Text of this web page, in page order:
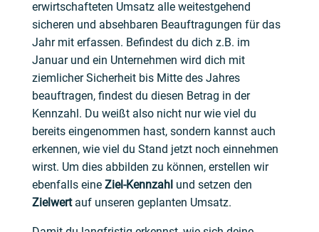
erwirtschafteten Umsatz alle weitestgehend
sicheren und absehbaren Beauftragungen für das
Jahr mit erfassen. Befindest du dich z.B. im
Januar und ein Unternehmen wird dich mit
ziemlicher Sicherheit bis Mitte des Jahres
beauftragen, findest du diesen Betrag in der
Kennzahl. Du weißt also nicht nur wie viel du
bereits eingenommen hast, sondern kannst auch
erkennen, wie viel du Stand jetzt noch einnehmen
wirst. Um dies abbilden zu können, erstellen wir
ebenfalls eine Ziel-Kennzahlund setzen den
Zielwertauf unseren geplanten Umsatz.